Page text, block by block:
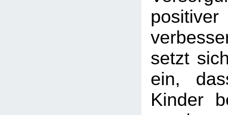
setzt
ein,
Kinder